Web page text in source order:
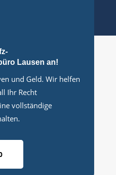
Lausen an!
und Geld. Wir helfen
Ihr Recht
vollständige